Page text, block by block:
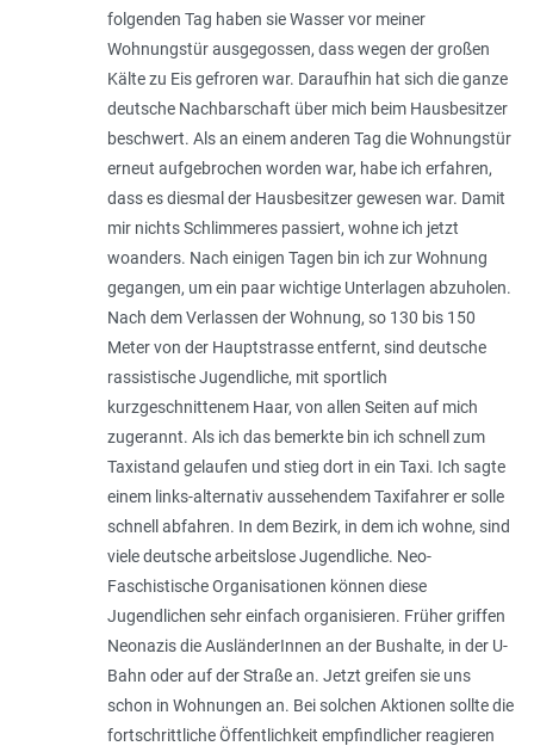
folgenden Tag haben sie Wasser vor meiner
Wohnungstür ausgegossen, dass wegen der großen
Kälte zu Eis gefroren war. Daraufhin hat sich die ganze
deutsche Nachbarschaft über mich beim Hausbesitzer
beschwert. Als an einem anderen Tag die Wohnungstür
erneut aufgebrochen worden war, habe ich erfahren,
dass es diesmal der Hausbesitzer gewesen war. Damit
mir nichts Schlimmeres passiert, wohne ich jetzt
woanders. Nach einigen Tagen bin ich zur Wohnung
gegangen, um ein paar wichtige Unterlagen abzuholen.
Nach dem Verlassen der Wohnung, so 130 bis 150
Meter von der Hauptstrasse entfernt, sind deutsche
rassistische Jugendliche, mit sportlich
kurzgeschnittenem Haar, von allen Seiten auf mich
zugerannt. Als ich das bemerkte bin ich schnell zum
Taxistand gelaufen und stieg dort in ein Taxi. Ich sagte
einem links-alternativ aussehendem Taxifahrer er solle
schnell abfahren. In dem Bezirk, in dem ich wohne, sind
viele deutsche arbeitslose Jugendliche. Neo-
Faschistische Organisationen können diese
Jugendlichen sehr einfach organisieren. Früher griffen
Neonazis die AusländerInnen an der Bushalte, in der U-
Bahn oder auf der Straße an. Jetzt greifen sie uns
schon in Wohnungen an. Bei solchen Aktionen sollte die
fortschrittliche Öffentlichkeit empfindlicher reagieren